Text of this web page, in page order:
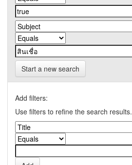
Start a new search
Add filters:
Use filters to refine the search results.